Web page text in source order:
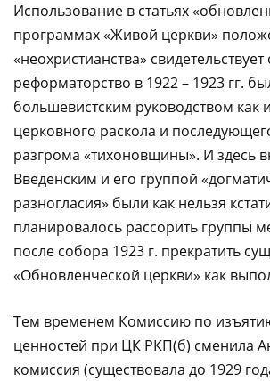
Использование в статьях
программах «Живой церкви»
«неохристианства»
реформаторство в 1922 – 1923 гг.
большевистским руководством как
церковного раскола и
разгрома «тихоновщины». И здесь
Введенским и его группой
разногласия» были как нельзя
планировалось рассорить группы
после собора 1923 г. прекратить
«Обновленческой церкви» как
Тем временем Комиссию по
ценностей при ЦК РКП(б) сменила
комиссия (существовала до 1929